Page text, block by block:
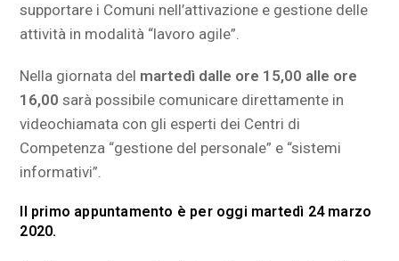
supportare i Comuni nell’attivazione e gestione delle
attività in modalità “lavoro agile”.
Nella giornata del martedì dalle ore 15,00 alle ore
16,00 sarà possibile comunicare direttamente in
videochiamata con gli esperti dei Centri di
Competenza “gestione del personale” e “sistemi
informativi”.
Il primo appuntamento è per oggi martedì 24 marzo
2020.